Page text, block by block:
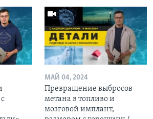
МАЙ 04, 2024
Превращение выбросов
метана в топливо и
мозговой имплант,